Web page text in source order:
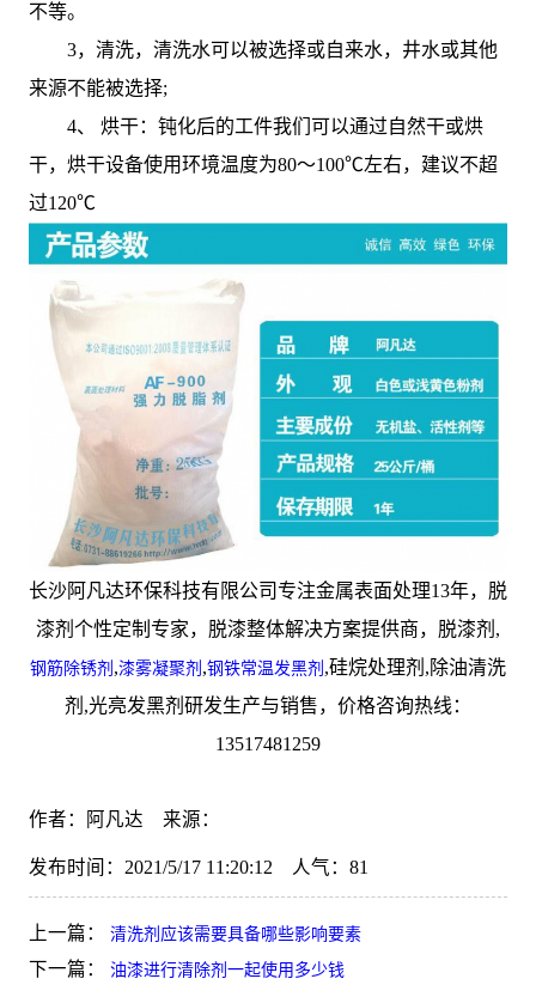
不等。
3，清洗，清洗水可以被选择或自来水，井水或其他
来源不能被选择;
4、 烘干：钝化后的工件我们可以通过自然干或烘
干，烘干设备使用环境温度为80～100℃左右，建议不超
过120℃
长沙阿凡达环保科技有限公司专注金属表面处理13年，脱
漆剂个性定制专家，脱漆整体解决方案提供商，脱漆剂,
钢筋除锈剂 ,漆雾凝聚剂 ,钢铁常温发黑剂 ,硅烷处理剂,除油清洗
剂,光亮发黑剂研发生产与销售，价格咨询热线：
13517481259
作者：阿凡达 来源：
发布时间：2021/5/17 11:20:12 人气： 81
上一篇： 清洗剂应该需要具备哪些影响要素
下一篇： 油漆进行清除剂一起使用多少钱